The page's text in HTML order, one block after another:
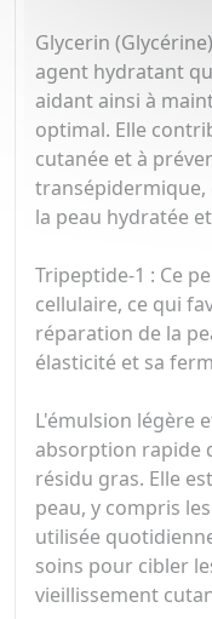
Glycerin
agent hydratant
aidant ainsi à
optimal. Elle
cutanée et à
transépidermique,
la peau hydratée
Tripeptide-1 : Ce
cellulaire, ce qui
réparation de la
élasticité et sa
L'émulsion légère
absorption rapide
résidu gras. Elle
peau, y compris
utilisée
soins pour cibler
vieillissement